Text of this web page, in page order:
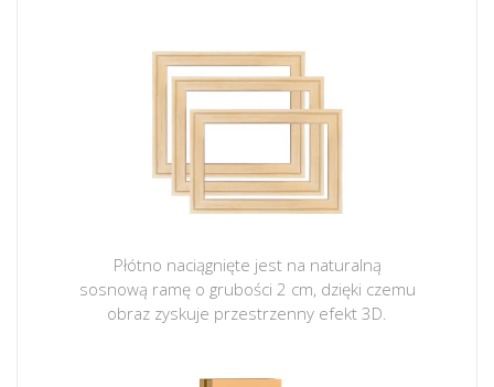
Płótno naciągnięte jest na naturalną
sosnową ramę o grubości 2 cm, dzięki czemu
obraz zyskuje przestrzenny efekt 3D.